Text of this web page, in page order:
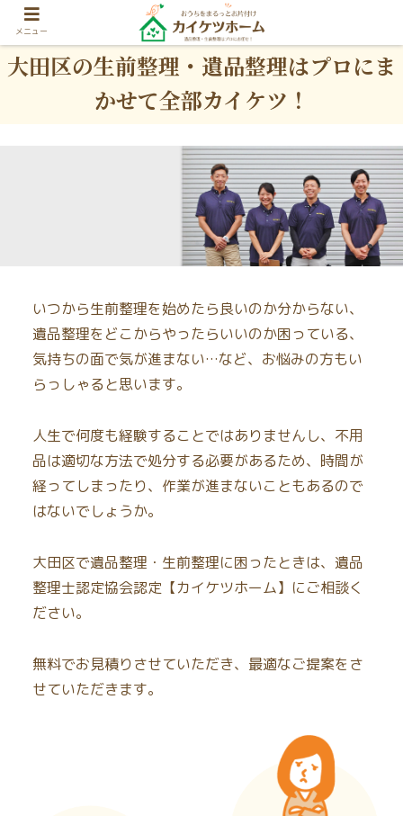
大田区の生前整理・遺品整理はプロにま
かせて全部カイケツ！
いつから生前整理を始めたら良いのか分からない、
遺品整理をどこからやったらいいのか困っている、
気持ちの面で気が進まない…など、お悩みの方もい
らっしゃると思います。
人生で何度も経験することではありませんし、不用
品は適切な方法で処分する必要があるため、時間が
経ってしまったり、作業が進まないこともあるので
はないでしょうか。
大田区で遺品整理・生前整理に困ったときは、遺品
整理士認定協会認定【カイケツホーム】にご相談く
ださい。
無料でお見積りさせていただき、最適なご提案をさ
せていただきます。
メニュー